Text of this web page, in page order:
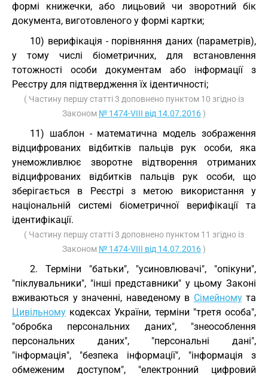
формі книжечки, або лицьовий чи зворотний бік
документа, виготовленого у формі картки;
10) верифікація - порівняння даних (параметрів),
у тому числі біометричних, для встановлення
тотожності особи документам або інформації з
Реєстру для підтвердження їх ідентичності;
( Частину першу статті 3 доповнено пунктом 10 згідно із
Законом № 1474-VIII від 14.07.2016)
11) шаблон - математична модель зображення
відцифрованих відбитків пальців рук особи, яка
унеможливлює зворотне відтворення отриманих
відцифрованих відбитків пальців рук особи, що
зберігається в Реєстрі з метою використання у
національній системі біометричної верифікації та
ідентифікації.
( Частину першу статті 3 доповнено пунктом 11 згідно із
Законом № 1474-VIII від 14.07.2016)
2. Терміни "батьки", "усиновлювачі", "опікуни",
"піклувальники", "інші представники" у цьому Законі
вживаються у значенні, наведеному в Сімейномута
Цивільному кодексах України, терміни "третя особа",
"обробка персональних даних", "знеособлення
персональних даних", "персональні дані",
"інформація", "безпека інформації", "інформація з
обмеженим доступом", "електронний цифровий